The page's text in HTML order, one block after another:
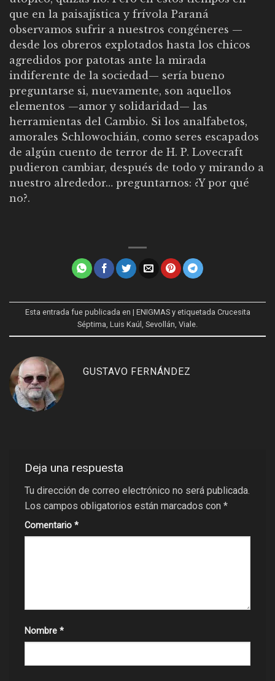
que en la paisajística y frívola Paraná
observamos sufrir a nuestros congéneres —
desde los obreros explotados hasta los chicos
agredidos por patotas ante la mirada
indiferente de la sociedad— sería bueno
preguntarse si, nuevamente, son aquellos
elementos —amor y solidaridad— las
herramientas del Cambio. Si los analfabetos,
amorales Schlowochián, como seres escapados
de algún cuento de terror de H. P. Lovecraft
pudieron cambiar, después de todo y mirando a
nuestro alrededor… preguntarnos: ¿Y por qué
no?.
Esta entrada fue publicada en | ENIGMASy etiquetada Crucesita
Séptima Luis Kaúl Sevollán Viale
GUSTAVO FERNÁNDEZ
Deja una respuesta
Tu dirección de correo electrónico no será publicada.
Los campos obligatorios están marcados con *
Comentario *
Nombre *